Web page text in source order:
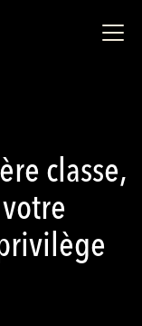
classe,